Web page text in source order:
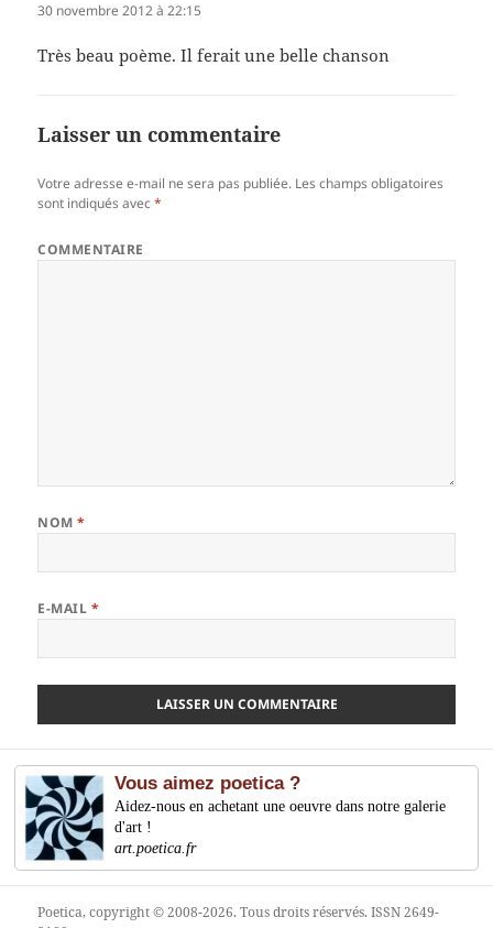
30 novembre 2012 à 22:15
Très beau poème. Il ferait une belle chanson
Laisser un commentaire
Votre adresse e-mail ne sera pas publiée. Les champs obligatoires
sont indiqués avec*
COMMENTAIRE
NOM*
E-MAIL *
Vous aimez poetica ?
Aidez-nous en achetant une oeuvre dans notre galerie
d'art !
art.poetica.fr
Poetica, copyright © 2008-2026. Tous droits réservés. ISSN 2649-